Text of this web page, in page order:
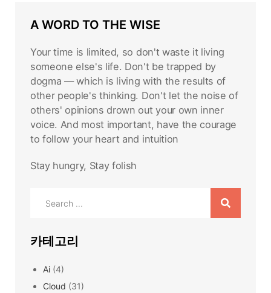
A WORD TO THE WISE
Your time is limited, so don't waste it living
someone else's life. Don't be trapped by
dogma — which is living with the results of
other people's thinking. Don't let the noise of
others' opinions drown out your own inner
voice. And most important, have the courage
to follow your heart and intuition
Stay hungry, Stay folish
카테고리
Ai (4)
Cloud (31)